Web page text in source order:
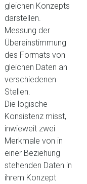
gleichen Konzepts
darstellen.
Messung der
Übereinstimmung
des Formats von
gleichen Daten an
verschiedenen
Stellen.
Die logische
Konsistenz misst,
inwieweit zwei
Merkmale von in
einer Beziehung
stehenden Daten in
ihrem Konzept